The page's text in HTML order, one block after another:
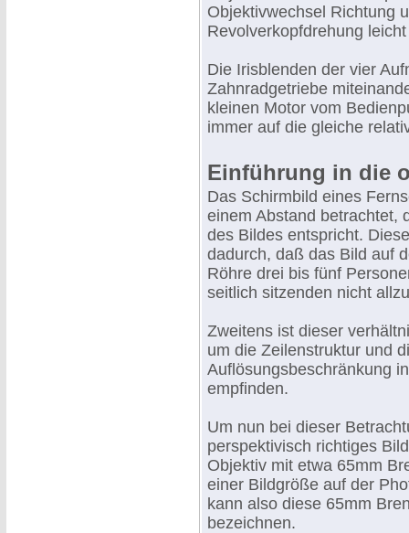
Objektivwechsel Richtung
Revolverkopfdrehung
Die Irisblenden der vier
Zahnradgetriebe
kleinen Motor vom
immer auf die gleiche
Einführung in die
Das Schirmbild eines
einem Abstand betrachtet,
des Bildes entspricht.
dadurch, daß das Bild auf
Röhre drei bis fünf
seitlich sitzenden nicht
Zweitens ist dieser
um die Zeilenstruktur und
Auflösungsbeschränkung
empfinden.
Um nun bei dieser
perspektivisch richtiges
Objektiv mit etwa 65mm
einer Bildgröße auf der
kann also diese 65mm
bezeichnen.